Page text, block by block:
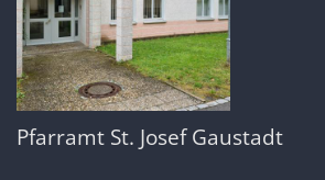
Pfarramt St. Josef Gaustadt